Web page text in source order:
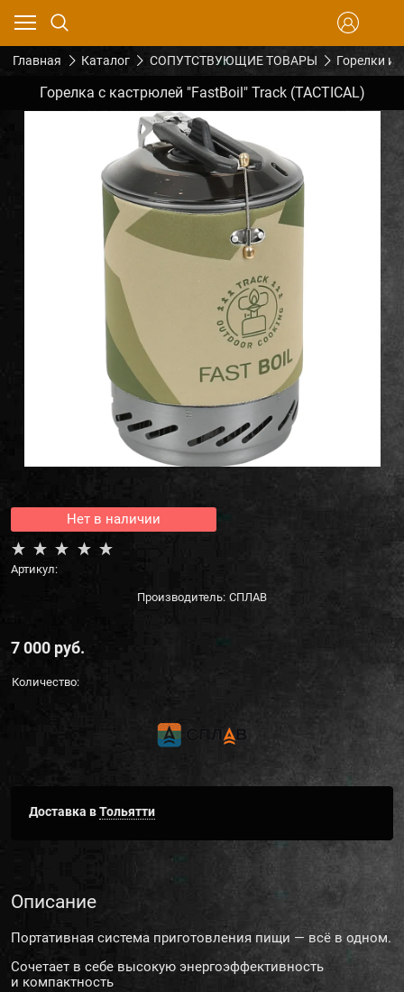
Главная Каталог СОПУТСТВУЮЩИЕ ТОВАРЫ Горелки и
Горелка с кастрюлей "FastBoil" Track (TACTICAL)
Нет в наличии
Артикул:
Производитель: СПЛАВ
7 000 руб.
Количество:
Доставка вТольятти
Описание
Портативная система приготовления пищи — всё в одном.
Сочетает в себе высокую энергоэффективность
и компактность